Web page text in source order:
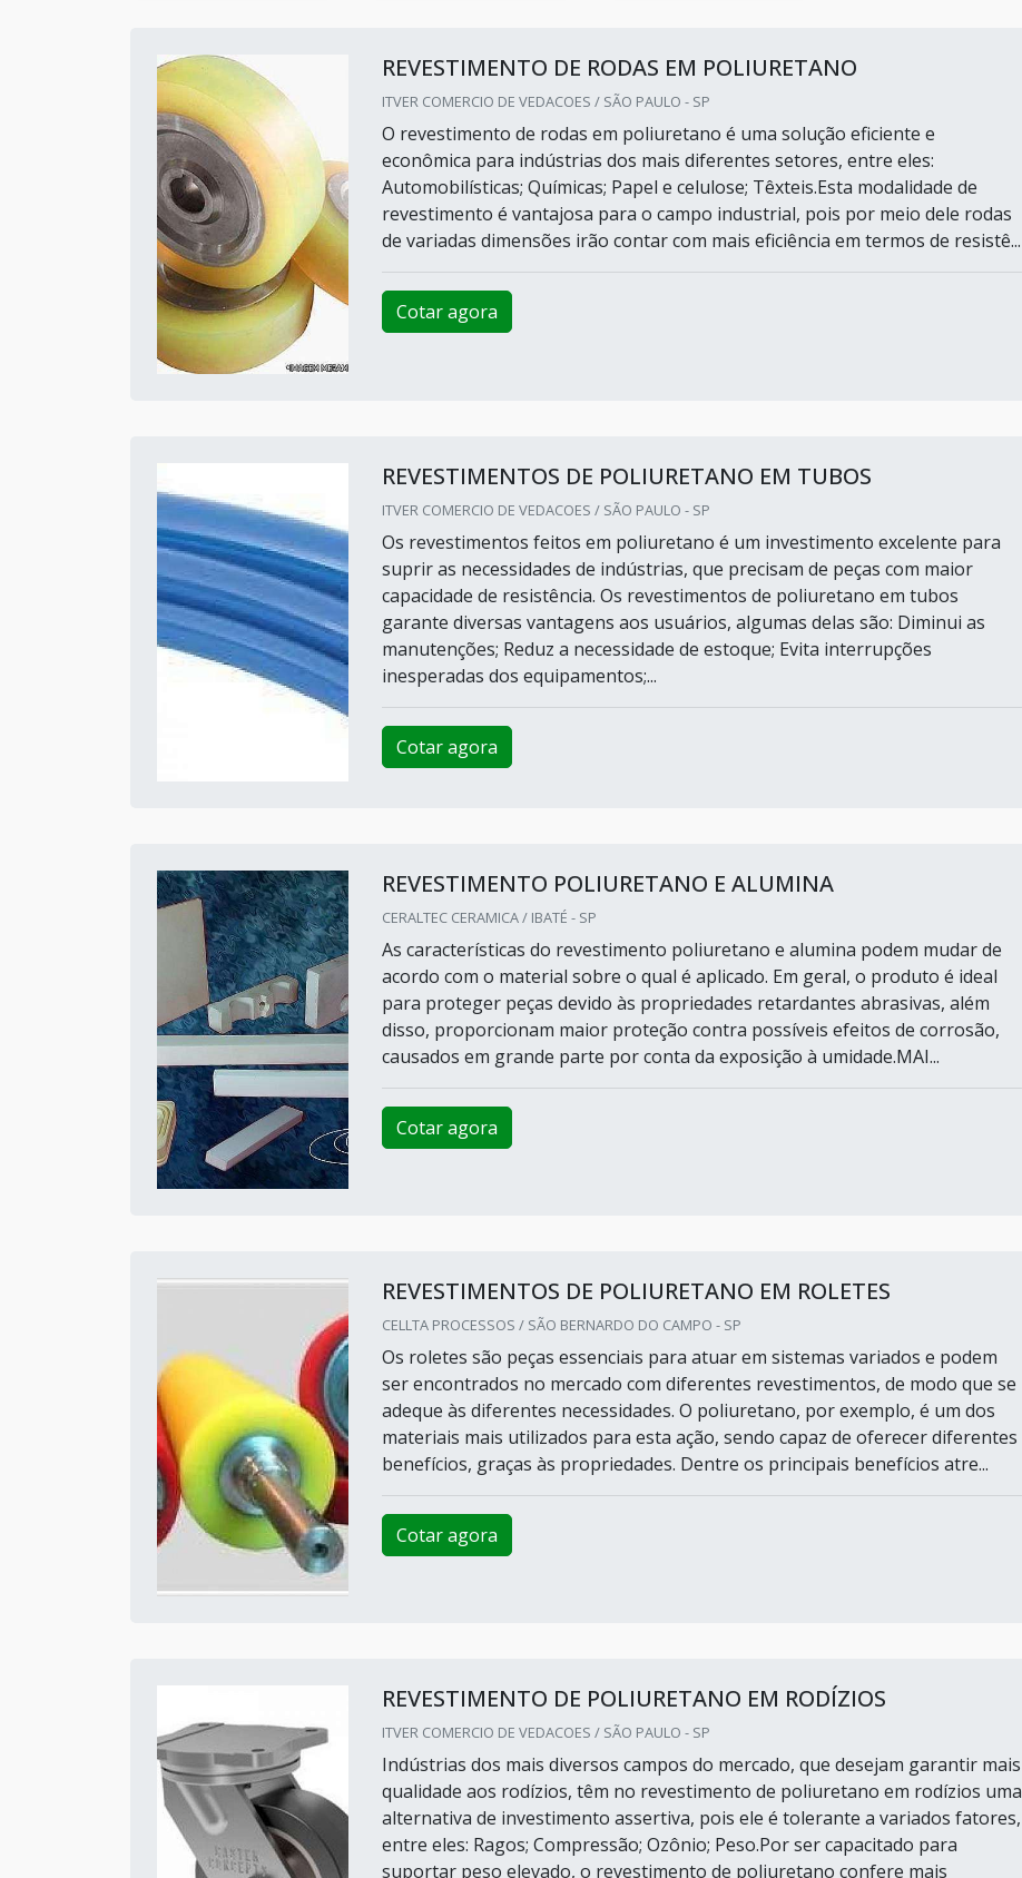
REVESTIMENTO DE RODAS EM POLIURETANO
ITVER COMERCIO DE VEDACOES / SÃO PAULO - SP
O revestimento de rodas em poliuretano é uma solução eficiente e
econômica para indústrias dos mais diferentes setores, entre eles:
Automobilísticas; Químicas; Papel e celulose; Têxteis.Esta modalidade de
revestimento é vantajosa para o campo industrial, pois por meio dele rodas
de variadas dimensões irão contar com mais eficiência em termos de resistê...
Cotar agora
REVESTIMENTOS DE POLIURETANO EM TUBOS
ITVER COMERCIO DE VEDACOES / SÃO PAULO - SP
Os revestimentos feitos em poliuretano é um investimento excelente para
suprir as necessidades de indústrias, que precisam de peças com maior
capacidade de resistência. Os revestimentos de poliuretano em tubos
garante diversas vantagens aos usuários, algumas delas são: Diminui as
manutenções; Reduz a necessidade de estoque; Evita interrupções
inesperadas dos equipamentos;...
Cotar agora
REVESTIMENTO POLIURETANO E ALUMINA
CERALTEC CERAMICA / IBATÉ - SP
As características do revestimento poliuretano e alumina podem mudar de
acordo com o material sobre o qual é aplicado. Em geral, o produto é ideal
para proteger peças devido às propriedades retardantes abrasivas, além
disso, proporcionam maior proteção contra possíveis efeitos de corrosão,
causados em grande parte por conta da exposição à umidade.MAI...
Cotar agora
REVESTIMENTOS DE POLIURETANO EM ROLETES
CELLTA PROCESSOS / SÃO BERNARDO DO CAMPO - SP
Os roletes são peças essenciais para atuar em sistemas variados e podem
ser encontrados no mercado com diferentes revestimentos, de modo que se
adeque às diferentes necessidades. O poliuretano, por exemplo, é um dos
materiais mais utilizados para esta ação, sendo capaz de oferecer diferentes
benefícios, graças às propriedades. Dentre os principais benefícios atre...
Cotar agora
REVESTIMENTO DE POLIURETANO EM RODÍZIOS
ITVER COMERCIO DE VEDACOES / SÃO PAULO - SP
Indústrias dos mais diversos campos do mercado, que desejam garantir mais
qualidade aos rodízios, têm no revestimento de poliuretano em rodízios uma
alternativa de investimento assertiva, pois ele é tolerante a variados fatores,
entre eles: Ragos; Compressão; Ozônio; Peso.Por ser capacitado para
suportar peso elevado, o revestimento de poliuretano confere mais